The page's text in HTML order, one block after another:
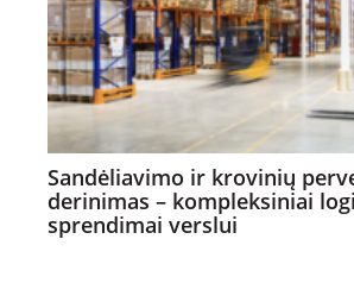
Sandėliavimo ir krovinių
derinimas – kompleksiniai
sprendimai verslui